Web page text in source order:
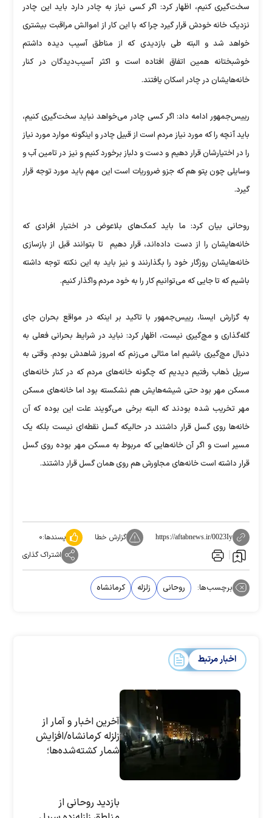
سخت‌گیری کنیم، اظهار کرد: اگر کسی نیاز به چادر دارد باید این چادر
نزدیک خانه خودش قرار گیرد چرا که با این کار از اموالش مراقبت بیشتری
خواهد شد و البته طی بازدیدی که از مناطق آسیب دیده داشتم
خوشبختانه همین اتفاق افتاده است و اکثر آسیب‌دیدگان در کنار
خانه‌هایشان در چادر اسکان یافتند.
رییس‌جمهور ادامه داد: اگر کسی چادر می‌خواهد نباید سخت‌گیری کنیم،
باید آنچه را که مورد نیاز مردم است از قبیل چادر و اینگونه موارد مورد نیاز
را در اختیارشان قرار دهیم و دست و دلباز برخورد کنیم و نیز در تامین آب و
وسایلی چون پتو هم که جزو ضروریات است این مهم باید مورد توجه قرار
گیرد.
روحانی بیان کرد: ما باید کمک‌های بلاعوض در اختیار افرادی که
خانه‌هایشان را از دست داده‌اند، قرار دهیم تا بتوانند قبل از بازسازی
خانه‌هایشان روزگار خود را بگذارنند و نیز باید به این نکته توجه داشته
باشیم که تا جایی که می‌توانیم کار را به خود مردم واگذار کنیم.
به گزارش ایسنا، رییس‌جمهور با تاکید بر اینکه در مواقع بحران جای
گله‌گذاری و مچ‌گیری نیست، اظهار کرد: نباید در شرایط بحرانی فعلی به
دنبال مچ‌گیری باشیم اما مثالی می‌زنم که امروز شاهدش بودم. وقتی به
سرپل ذهاب رفتیم دیدیم که چگونه خانه‌های مردم که در کنار خانه‌های
مسکن مهر بود حتی شیشه‌هایش هم نشکسته بود اما خانه‌های مسکن
مهر تخریب شده بودند که البته برخی می‌گویند علت این بوده که آن
خانه‌ها روی گسل قرار داشتند در حالیکه گسل نقطه‌ای نیست بلکه یک
مسیر است و اگر آن خانه‌هایی که مربوط به مسکن مهر بوده روی گسل
قرار داشته است خانه‌های مجاورش هم روی همان گسل قرار داشتند.
https://aftabnews.ir/0023Iy گزارش خطا پسندها:۰
اشتراک گذاری
برچسب‌ها: روحانی زلزله کرمانشاه
اخبار مرتبط
آخرین‌ اخبار و آمار از
زلزله کرمانشاه/افزایش
شمار کشته‌‌شده‌ها؛
کمکی دولت/نیاز به
نایلون برای پوشش
بازدید روحانی از